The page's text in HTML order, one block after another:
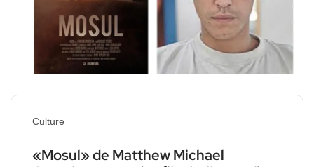
Culture
«Mosul» de Matthew Michael